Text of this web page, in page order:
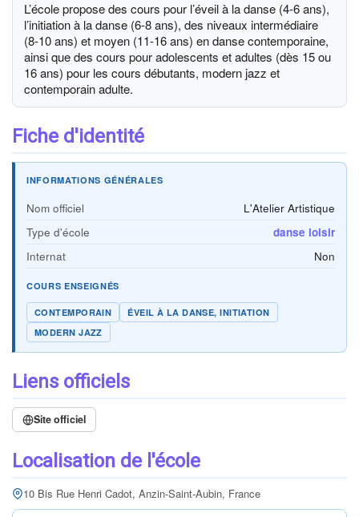
L’école propose des cours pour l’éveil à la danse (4-6 ans),
l’initiation à la danse (6-8 ans), des niveaux intermédiaire
(8-10 ans) et moyen (11-16 ans) en danse contemporaine,
ainsi que des cours pour adolescents et adultes (dès 15 ou
16 ans) pour les cours débutants, modern jazz et
contemporain adulte.
Fiche d'identité
INFORMATIONS GÉNÉRALES
Nom officiel
L'Atelier Artistique
Type d'école
danse loisir
Internat
Non
COURS ENSEIGNÉS
CONTEMPORAIN
ÉVEIL À LA DANSE, INITIATION
MODERN JAZZ
Liens officiels
Site officiel
Localisation de l'école
10 Bis Rue Henri Cadot, Anzin-Saint-Aubin, France